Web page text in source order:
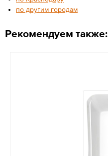
по другим городам
Рекомендуем также: